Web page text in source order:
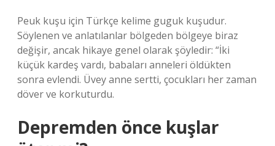
Peuk kuşu için Türkçe kelime guguk kuşudur.
Söylenen ve anlatılanlar bölgeden bölgeye biraz
değişir, ancak hikaye genel olarak şöyledir: “İki
küçük kardeş vardı, babaları anneleri öldükten
sonra evlendi. Üvey anne sertti, çocukları her zaman
döver ve korkuturdu.
Depremden önce kuşlar